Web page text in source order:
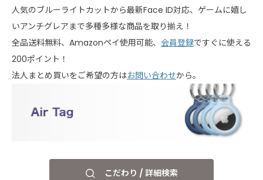
人気のブルーライトカットから最新Face ID対応、ゲームに嬉し
いアンチグレアまで多種多様な商品を取り揃え！
全品送料無料、Amazonペイ使用可能、 会員登録ですぐに使える
200ポイント！
法人まとめ買いをご希望の方はお問い合わせから。
こだわり / 詳細検索